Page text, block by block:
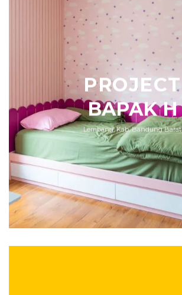
PROJECT
BAPAK H
Lembang, Kab. Bandung Barat